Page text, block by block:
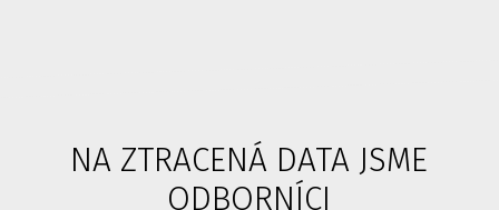
NA ZTRACENÁ DATA JSME
ODBORNÍCI